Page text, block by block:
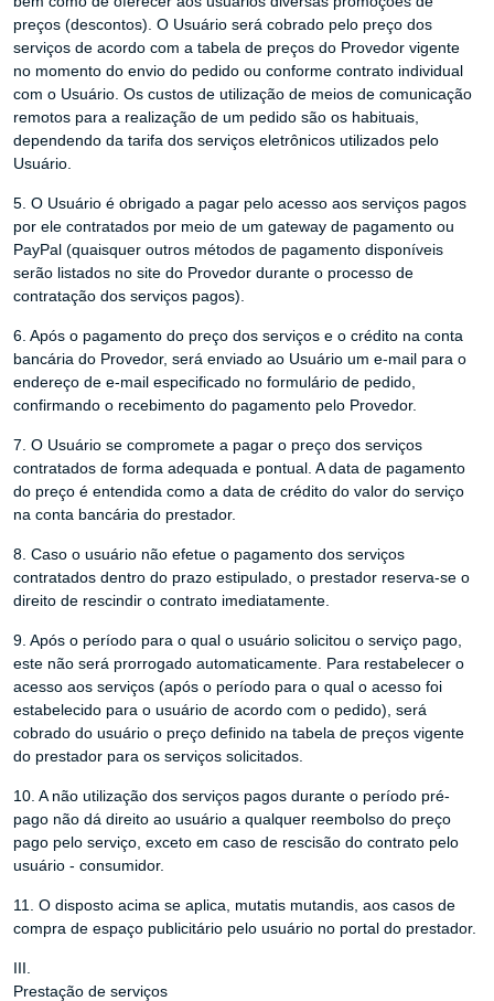
preços (descontos). O Usuário será cobrado pelo preço dos
serviços de acordo com a tabela de preços do Provedor vigente
no momento do envio do pedido ou conforme contrato individual
com o Usuário. Os custos de utilização de meios de comunicação
remotos para a realização de um pedido são os habituais,
dependendo da tarifa dos serviços eletrônicos utilizados pelo
Usuário.
5. O Usuário é obrigado a pagar pelo acesso aos serviços pagos
por ele contratados por meio de um gateway de pagamento ou
PayPal (quaisquer outros métodos de pagamento disponíveis
serão listados no site do Provedor durante o processo de
contratação dos serviços pagos).
6. Após o pagamento do preço dos serviços e o crédito na conta
bancária do Provedor, será enviado ao Usuário um e-mail para o
endereço de e-mail especificado no formulário de pedido,
confirmando o recebimento do pagamento pelo Provedor.
7. O Usuário se compromete a pagar o preço dos serviços
contratados de forma adequada e pontual. A data de pagamento
do preço é entendida como a data de crédito do valor do serviço
na conta bancária do prestador.
8. Caso o usuário não efetue o pagamento dos serviços
contratados dentro do prazo estipulado, o prestador reserva-se o
direito de rescindir o contrato imediatamente.
9. Após o período para o qual o usuário solicitou o serviço pago,
este não será prorrogado automaticamente. Para restabelecer o
acesso aos serviços (após o período para o qual o acesso foi
estabelecido para o usuário de acordo com o pedido), será
cobrado do usuário o preço definido na tabela de preços vigente
do prestador para os serviços solicitados.
10. A não utilização dos serviços pagos durante o período pré-
pago não dá direito ao usuário a qualquer reembolso do preço
pago pelo serviço, exceto em caso de rescisão do contrato pelo
usuário - consumidor.
11. O disposto acima se aplica, mutatis mutandis, aos casos de
compra de espaço publicitário pelo usuário no portal do prestador.
III.
Prestação de serviços